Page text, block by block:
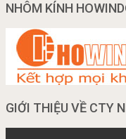
NHÔM KÍNH
GIỚI THIỆU VỀ CTY